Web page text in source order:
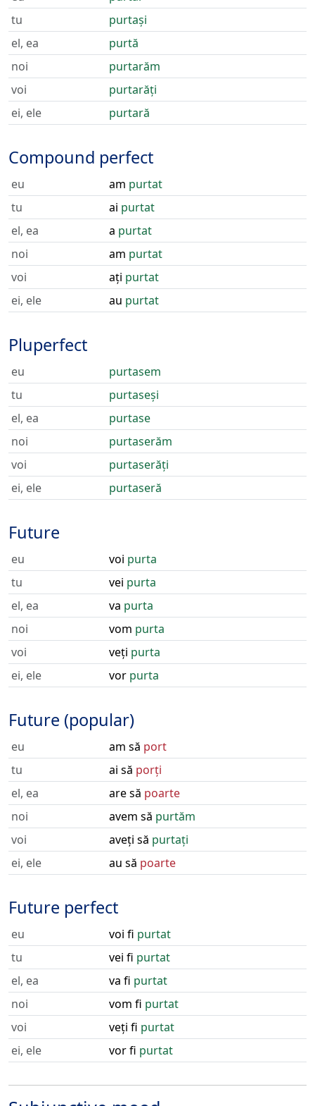
tu
purtași
el, ea
purtă
noi
purtarăm
voi
purtarăți
ei, ele
purtară
Compound perfect
eu am purtat
tu
ai purtat
el, ea
a purtat
noi
am purtat
voi
ați purtat
ei, ele
au purtat
Pluperfect
eu
purtasem
tu
purtaseși
el, ea
purtase
noi
purtaserăm
voi
purtaserăți
ei, ele
purtaseră
Future
eu voi purta
tu
vei purta
el, ea
va purta
noi
vom purta
voi
veți purta
ei, ele
vor purta
Future (popular)
eu am să port
tu
ai să porți
el, ea
are să poarte
noi
avem să purtăm
voi
aveți să purtați
ei, ele
au să poarte
Future perfect
eu voi fi purtat
tu
vei fi purtat
el, ea
va fi purtat
noi
vom fi purtat
voi
veți fi purtat
ei, ele
vor fi purtat